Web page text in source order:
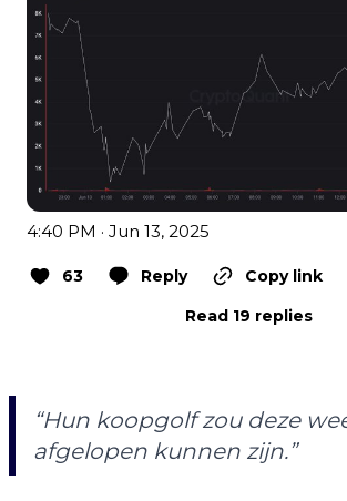
4:40 PM · Jun 13, 2025
63 Reply
Copy link
Read 19 replies
“Hun koopgolf zou deze
afgelopen kunnen zijn.”